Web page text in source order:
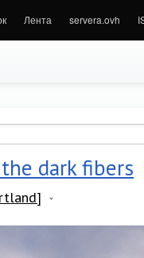
Лента servera.ovh
dark fibers